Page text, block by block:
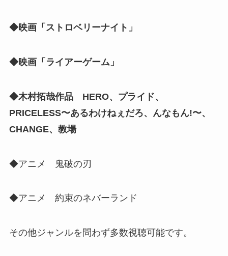
◆映画「ストロベリーナイト」
◆映画「ライアーゲーム」
◆木村拓哉作品 HERO、プライド、
PRICELESS〜あるわけねぇだろ、んなもん!〜、
CHANGE、教場
◆アニメ 鬼破の刃
◆アニメ 約束のネバーランド
その他ジャンルを問わず多数視聴可能です。